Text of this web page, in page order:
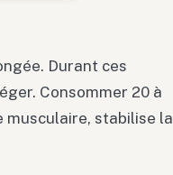
Durant ces
Consommer 20 à
musculaire, stabilise la